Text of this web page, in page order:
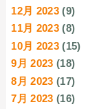
12月 2023 (9)
11月 2023 (8)
10月 2023 (15)
9月 2023 (18)
8月 2023 (17)
7月 2023 (16)